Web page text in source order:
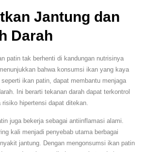
Jantung dan
Darah
patin tak berhenti di kandungan nutrisinya
bahwa konsumsi ikan yang kaya
ikan patin, dapat membantu menjaga
Ini berarti tekanan darah dapat terkontrol
hipertensi dapat ditekan.
juga bekerja sebagai antiinflamasi alami.
kali menjadi penyebab utama berbagai
jantung. Dengan mengonsumsi ikan patin